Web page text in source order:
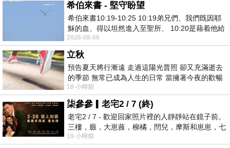
希伯來書 - 堅守盼望
希伯來書10:19-10:25 10:19弟兄們、我們既因耶
穌的血、得以坦然進入至聖所、 10:20是藉着他給
我們開了一條又新又活的路從幔子經過
2026-08-06
立秋
預告夏天將行漸遠 走過這陽光普照 卻又充滿逝去
的季節 無常已成為人生的日常 當擁著今夜的歡暢
舒心 轉眼驟成昨日 而明晨 太陽
18 小時前
柒參參▎老宅2 / 7 (終)
老宅2 / 7 - 歡迎回家照片裡的人靜靜站在鏡子前。
三樓，廄，大崽蕥，柳橘，閆兒，摩斯和崽崽，七
個人整整齊齊地站在鏡框之外，如同
19 小時前